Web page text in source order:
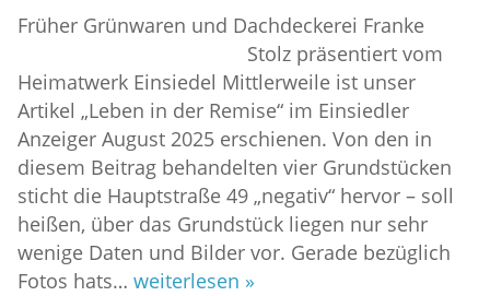
Früher Grünwaren und Dachdeckerei Franke
Stolz präsentiert vom
Heimatwerk Einsiedel Mittlerweile ist unser
Artikel „Leben in der Remise“ im Einsiedler
Anzeiger August 2025 erschienen. Von den in
diesem Beitrag behandelten vier Grundstücken
sticht die Hauptstraße 49 „negativ“ hervor – soll
heißen, über das Grundstück liegen nur sehr
wenige Daten und Bilder vor. Gerade bezüglich
Fotos hats… weiterlesen »